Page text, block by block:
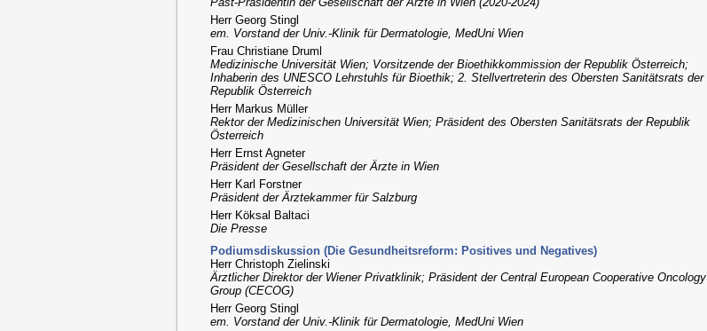
Herr Georg Stingl
em. Vorstand der Univ.-Klinik für Dermatologie, MedUni Wien
Frau Christiane Druml
Medizinische Universität Wien; Vorsitzende der Bioethikkommission der Republik Österreich;
Inhaberin des UNESCO Lehrstuhls für Bioethik; 2. Stellvertreterin des Obersten Sanitätsrats der
Republik Österreich
Herr Markus Müller
Rektor der Medizinischen Universität Wien; Präsident des Obersten Sanitätsrats der Republik
Österreich
Herr Ernst Agneter
Präsident der Gesellschaft der Ärzte in Wien
Herr Karl Forstner
Präsident der Ärztekammer für Salzburg
Herr Köksal Baltaci
Die Presse
Podiumsdiskussion (Die Gesundheitsreform: Positives und Negatives)
Herr Christoph Zielinski
Ärztlicher Direktor der Wiener Privatklinik; Präsident der Central European Cooperative Oncology
Group (CECOG)
Herr Georg Stingl
em. Vorstand der Univ.-Klinik für Dermatologie, MedUni Wien